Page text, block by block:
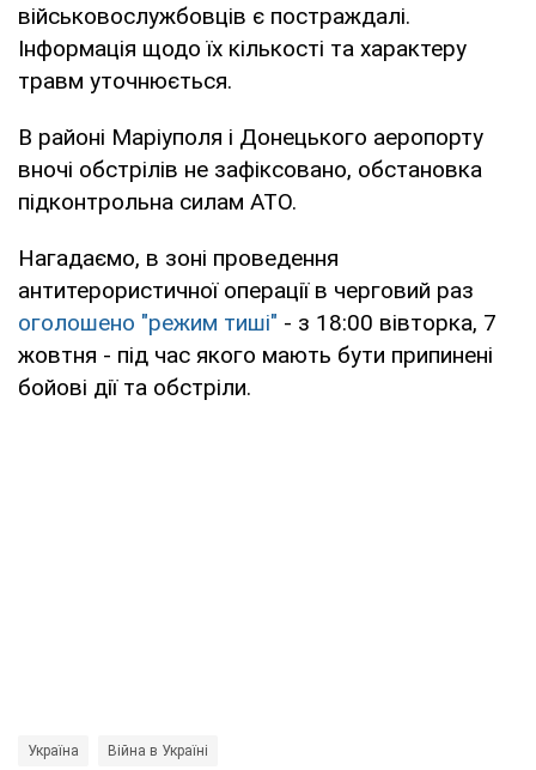
військовослужбовців є постраждалі.
Інформація щодо їх кількості та характеру
травм уточнюється.
В районі Маріуполя і Донецького аеропорту
вночі обстрілів не зафіксовано, обстановка
підконтрольна силам АТО.
Нагадаємо, в зоні проведення
антитерористичної операції в черговий раз
оголошено "режим тиші" - з 18:00 вівторка, 7
жовтня - під час якого мають бути припинені
бойові дії та обстріли.
Україна Війна в Україні